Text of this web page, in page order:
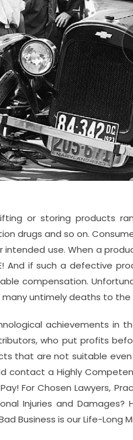
or storing products
drugs and so on.
use. When a
And if such a defective
compensation.
untimely deaths to
achievements in
who put profits
that are not suitable even
contact a Highly
For Chosen Lawyers,
Injuries and
Business is our Life-Long